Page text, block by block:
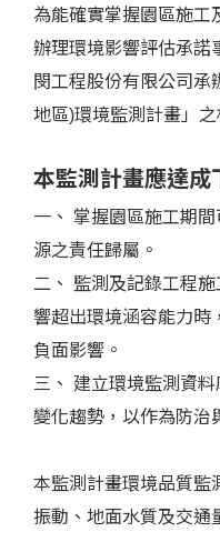
為能確實掌握園區施工
辦理環境影響評估承諾
閔工程股份有限公司承
地區)環境監測計畫」之
本監測計畫應達成
一、 掌握園區施工期
源之責任歸屬。
二、 監測及記錄工程
響超出環境涵容能力時
負面影響。
三、 建立環境監測資
變化趨勢，以作為防治
本監測計畫環境品質監
振動、地面水質及交通